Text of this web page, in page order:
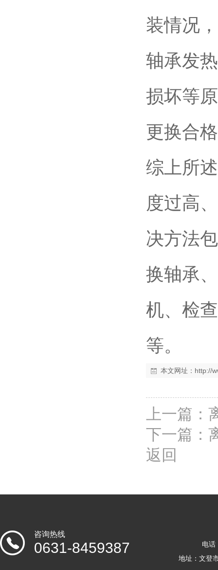
装情况
轴承发
损坏等
更换合
综上所
度过高
决方法
换轴承
机、检
等。
本文网址： http://
上一篇：
下一篇：
返回
咨询热线
0631-8459387
电
地址：文登